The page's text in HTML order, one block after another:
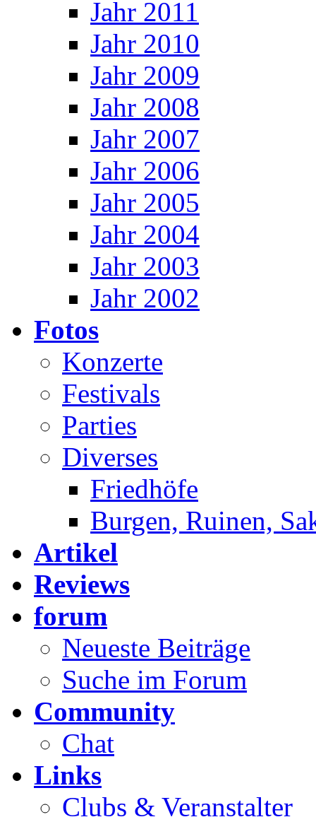
Jahr 2011
Jahr 2010
Jahr 2009
Jahr 2008
Jahr 2007
Jahr 2006
Jahr 2005
Jahr 2004
Jahr 2003
Jahr 2002
Fotos
Konzerte
Festivals
Parties
Diverses
Friedhöfe
Burgen, Ruinen,
Artikel
Reviews
forum
Neueste Beiträge
Suche im Forum
Community
Chat
Links
Clubs & Veranstalter